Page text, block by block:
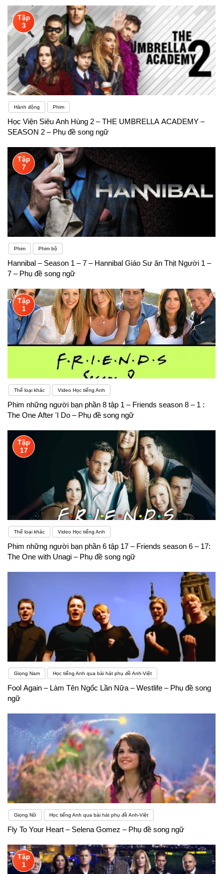
Tập
3
Hành động Phim
Học Viện Siêu Anh Hùng 2 – THE UMBRELLA ACADEMY –
SEASON 2 – Phụ đề song ngữ
Tập
7
Phim Phim bộ
Hannibal – Season 1 – 7 – Hannibal Giáo Sư ăn Thịt Người 1 –
7 – Phụ đề song ngữ
Tập
1
Thể loại khác Video Học tiếng Anh
Phim những người bạn phần 8 tập 1 – Friends season 8 – 1 :
The One After 'I Do – Phụ đề song ngữ
Tập
17
Thể loại khác Video Học tiếng Anh
Phim những người bạn phần 6 tập 17 – Friends season 6 – 17:
The One with Unagi – Phụ đề song ngữ
Giọng Nam Học tiếng Anh qua bài hát phụ đề Anh-Việt
Fool Again – Làm Tên Ngốc Lần Nữa – Westlife – Phụ đề song
ngữ
Giọng Nữ Học tiếng Anh qua bài hát phụ đề Anh-Việt
Fly To Your Heart – Selena Gomez – Phụ đề song ngữ
Tập
1